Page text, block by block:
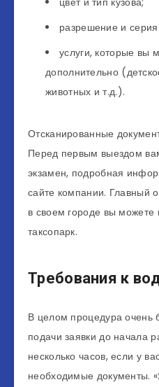
разрешение и
услуги, которые вы
дополнительно
животных и т.д.).
Отсканированные
Перед первым выездом
экзамен, подробная
сайте компании. Главный
в своем городе вы можете
таксопарк.
Требования к
В целом процедура очень
подачи заявки до начала
несколько часов, если у
необходимые документы.